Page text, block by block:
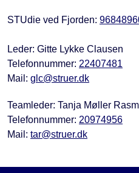
STUdie ved Fjorden:
Leder: Gitte Lykke Clausen
Telefonnummer: 22407481
Mail: glc@struer.dk
Teamleder: Tanja Møller
Telefonnummer: 20974956
Mail: tar@struer.dk